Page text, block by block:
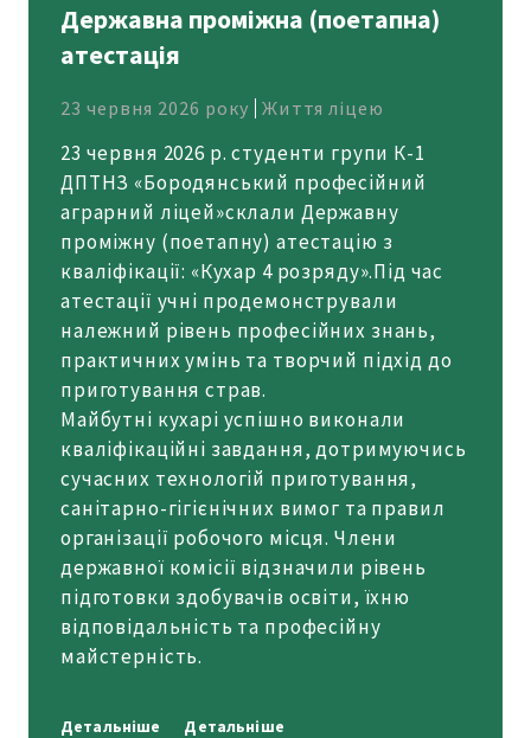
Державна проміжна (поетапна)
атестація
23 червня 2026 року Життя ліцею
23 червня 2026 р. студенти групи К-1
ДПТНЗ «Бородянський професійний
аграрний ліцей»склали Державну
проміжну (поетапну) атестацію з
кваліфікації: «Кухар 4 розряду».Під час
атестації учні продемонстрували
належний рівень професійних знань,
практичних умінь та творчий підхід до
приготування страв.
Майбутні кухарі успішно виконали
кваліфікаційні завдання, дотримуючись
сучасних технологій приготування,
санітарно-гігієнічних вимог та правил
організації робочого місця. Члени
державної комісії відзначили рівень
підготовки здобувачів освіти, їхню
відповідальність та професійну
майстерність.
Детальніше Детальніше